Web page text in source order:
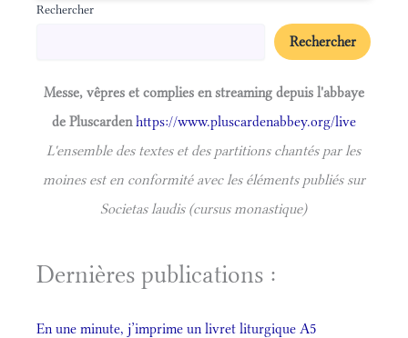
Rechercher
Rechercher
Messe, vêpres et complies en streaming depuis l'abbaye
de Pluscardenhttps://www.pluscardenabbey.org/live
L'ensemble des textes et des partitions chantés par les
moines est en conformité avec les éléments publiés sur
Societas laudis (cursus monastique)
Dernières publications :
En une minute, j’imprime un livret liturgique A5